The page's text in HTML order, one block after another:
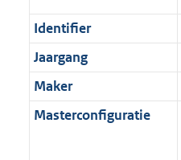
Identifier
Jaargang
Maker
Masterconfiguratie